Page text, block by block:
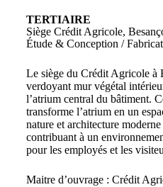
TERTIAIRE
Siège Crédit Agricole,
Étude & Conception /
Le siège du Crédit Agricole à
verdoyant mur végétal
l’atrium central du bâtiment.
transforme l’atrium en un
nature et architecture
contribuant à un
pour les employés et les
Maitre d’ouvrage : Crédit